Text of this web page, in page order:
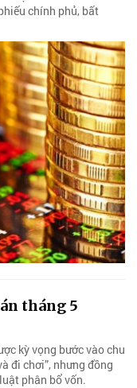
chính phủ, bất
tháng 5
kỳ vọng bước vào chu
đi chơi”, nhưng đồng
phân bổ vốn.